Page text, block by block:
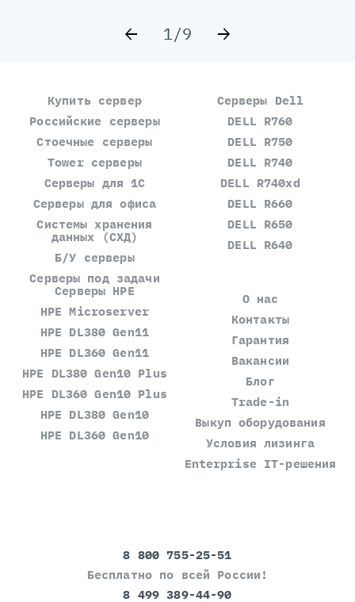
1/9
Купить сервер
Российские серверы
Стоечные серверы
Tower серверы
Серверы для 1С
Серверы для офиса
Системы хранения
данных (СХД)
Б/У серверы
Серверы под задачи
Серверы Dell
DELL R760
DELL R750
DELL R740
DELL R740xd
DELL R660
DELL R650
DELL R640
Серверы HPE
HPE Microserver
HPE DL380 Gen11
HPE DL360 Gen11
HPE DL380 Gen10 Plus
HPE DL360 Gen10 Plus
HPE DL380 Gen10
HPE DL360 Gen10
О нас
Контакты
Гарантия
Вакансии
Блог
Trade-in
Выкуп оборудования
Условия лизинга
Enterprise IT-решения
8 800 755-25-51
Бесплатно по всей России!
8 499 389-44-90